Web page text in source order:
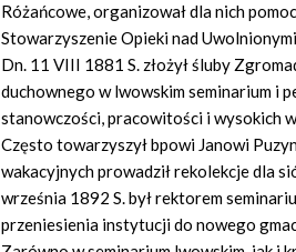
Różańcowe, organizował dla nich
Stowarzyszenie Opieki nad
Dn. 11 VIII 1881 S. złożył śluby
duchownego w lwowskim seminarium i
stanowczości, pracowitości i wysokich
Często towarzyszył bpowi Janowi
wakacyjnych prowadził rekolekcje dla
września 1892 S. był rektorem
przeniesienia instytucji do nowego